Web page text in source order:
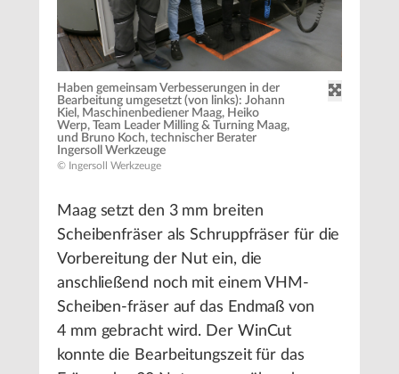
Haben gemeinsam Verbesserungen in der
Bearbeitung umgesetzt (von links): Johann
Kiel, Maschinenbediener Maag, Heiko
Werp, Team Leader Milling & Turning Maag,
und Bruno Koch, technischer Berater
Ingersoll Werkzeuge
© Ingersoll Werkzeuge
Maag setzt den 3 mm breiten
Scheibenfräser als Schruppfräser für die
Vorbereitung der Nut ein, die
anschließend noch mit einem VHM-
Scheiben-fräser auf das Endmaß von
4 mm gebracht wird. Der WinCut
konnte die Bearbeitungszeit für das